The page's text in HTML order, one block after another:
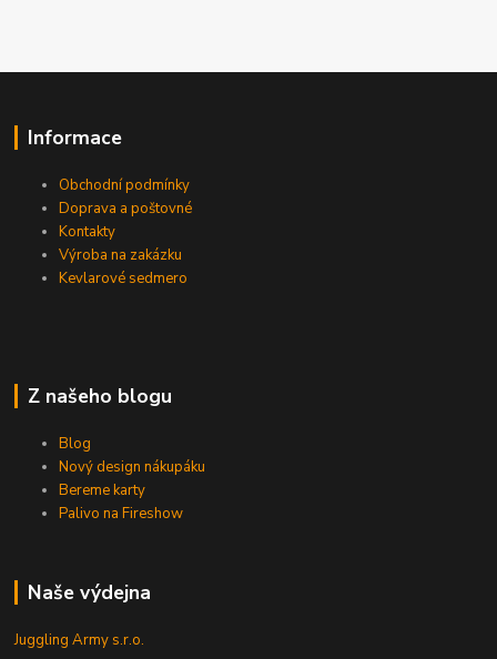
Informace
Obchodní podmínky
Doprava a poštovné
Kontakty
Výroba na zakázku
Kevlarové sedmero
Z našeho blogu
Blog
Nový design nákupáku
Bereme karty
Palivo na Fireshow
Naše výdejna
Juggling Army s.r.o.